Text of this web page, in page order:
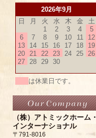
2026年9月
日
月 火 水 木 金
土
1
2 3 4
5
6
7 8 9 10 11
12
13
14 15 16 17 18
19
20
21 22 23 24 25
26
27
28 29 30
は休業日です。
（株）アトミックホーム・
インターナショナル
〒791-8016